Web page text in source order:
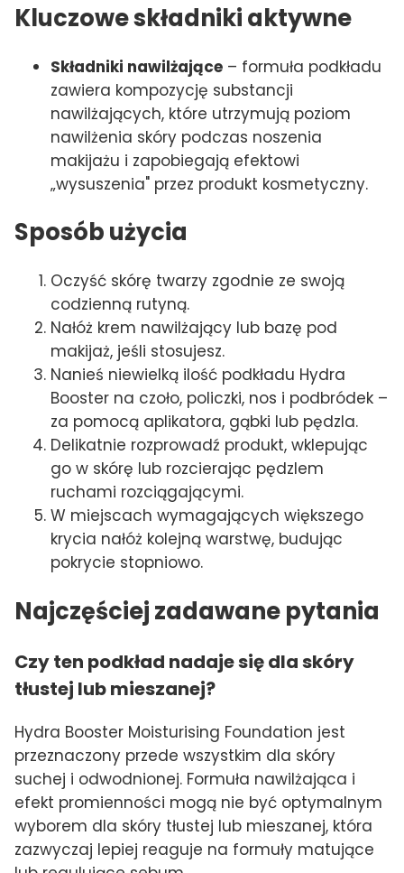
Kluczowe składniki aktywne
Składniki nawilżające – formuła podkładu
zawiera kompozycję substancji
nawilżających, które utrzymują poziom
nawilżenia skóry podczas noszenia
makijażu i zapobiegają efektowi
„wysuszenia" przez produkt kosmetyczny.
Sposób użycia
Oczyść skórę twarzy zgodnie ze swoją
codzienną rutyną.
Nałóż krem nawilżający lub bazę pod
makijaż, jeśli stosujesz.
Nanieś niewielką ilość podkładu Hydra
Booster na czoło, policzki, nos i podbródek –
za pomocą aplikatora, gąbki lub pędzla.
Delikatnie rozprowadź produkt, wklepując
go w skórę lub rozcierając pędzlem
ruchami rozciągającymi.
W miejscach wymagających większego
krycia nałóż kolejną warstwę, budując
pokrycie stopniowo.
Najczęściej zadawane pytania
Czy ten podkład nadaje się dla skóry
tłustej lub mieszanej?
Hydra Booster Moisturising Foundation jest
przeznaczony przede wszystkim dla skóry
suchej i odwodnionej. Formuła nawilżająca i
efekt promienności mogą nie być optymalnym
wyborem dla skóry tłustej lub mieszanej, która
zazwyczaj lepiej reaguje na formuły matujące